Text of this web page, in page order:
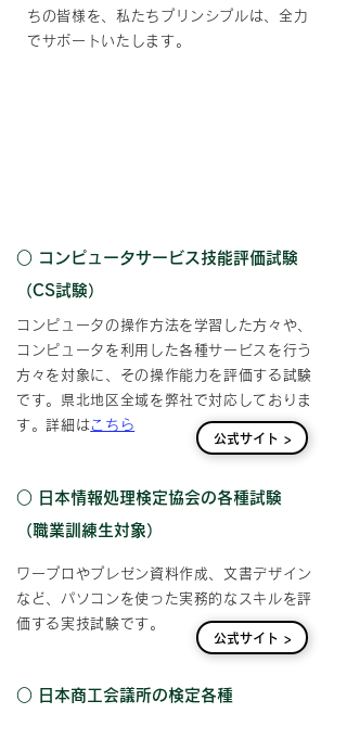
ちの皆様を、私たちプリンシプルは、全力
でサポートいたします。
○ コンピュータサービス技能評価試験
（CS試験）
公式サイト >
コンピュータの操作方法を学習した方々や、
コンピュータを利用した各種サービスを行う
方々を対象に、その操作能力を評価する試験
です。県北地区全域を弊社で対応しておりま
す。詳細はこちら
○ 日本情報処理検定協会の各種試験
（職業訓練生対象）
公式サイト >
ワープロやプレゼン資料作成、文書デザイン
など、パソコンを使った実務的なスキルを評
価する実技試験です。
○ 日本商工会議所の検定各種